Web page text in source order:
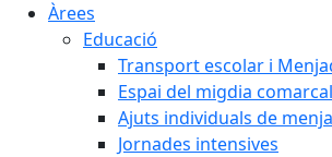
Àrees
Educació
Transport escolar i
Espai del migdia comarcal
Ajuts individuals de
Jornades intensives